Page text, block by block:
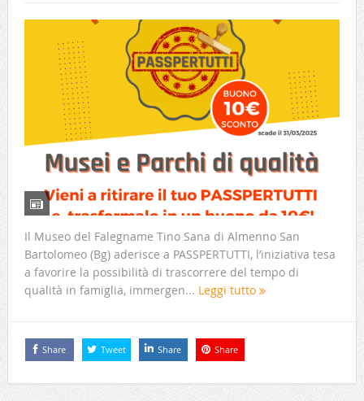
Il Museo del Falegname Tino Sana di Almenno San
Bartolomeo (Bg) aderisce a PASSPERTUTTI, l’iniziativa tesa
a favorire la possibilità di trascorrere del tempo di
qualità in famiglia, immergen... Leggi tutto
Share Tweet Share Share